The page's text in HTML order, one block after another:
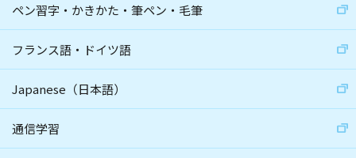
ペン習字・かきかた・筆ペン・毛筆
フランス語・ドイツ語
Japanese（日本語）
通信学習